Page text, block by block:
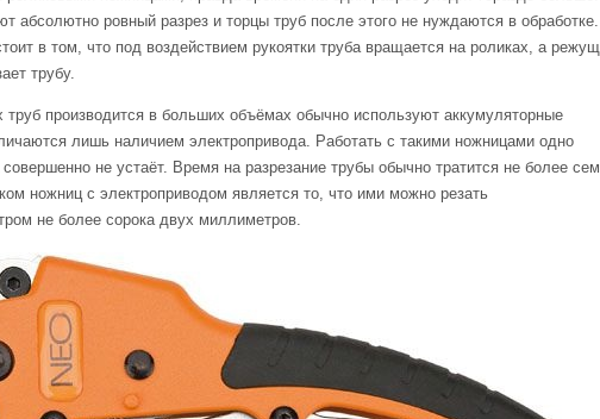
абсолютно ровный разрез и торцы труб после этого не нуждаются в обработке.
в том, что под воздействием рукоятки труба вращается на роликах, а
трубу.
труб производится в больших объёмах обычно используют аккумуляторные
лишь наличием электропривода. Работать с такими ножницами одно
не устаёт. Время на разрезание трубы обычно тратится не более
ножниц с электроприводом является то, что ими можно резать
не более сорока двух миллиметров.